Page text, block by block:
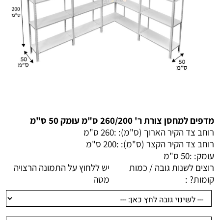
מדפים למחסן צורת ר' 260/200 ס"מ עומק 50 ס"מ
רוחב צד הקיר הארוך (ס"מ): :260 ס"מ
רוחב צד הקיר הקצר (ס"מ): :200 ס"מ
עומק: :50 ס"מ
רוצים לשנות גובה / כמות
קומות? :
יש ללחוץ על התמונה הרצויה
מטה